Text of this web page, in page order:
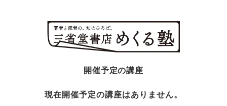
開催予定の講座
現在開催予定の講座はありません。